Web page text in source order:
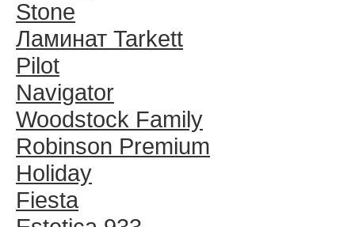
Stone
Ламинат Tarkett
Pilot
Navigator
Woodstock Family
Robinson Premium
Holiday
Fiesta